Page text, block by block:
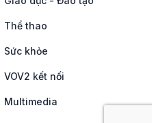
Thể thao
Sức khỏe
VOV2 kết nối
Multimedia